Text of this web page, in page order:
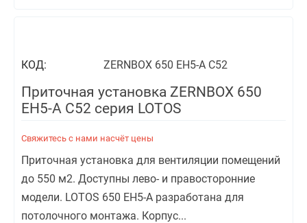
КОД: ZERNBOX 650 EH5-A С52
Приточная установка ZERNBOX 650
EH5-A С52 серия LOTOS
Свяжитесь с нами насчёт цены
Приточная установка для вентиляции помещений
до 550 м2. Доступны лево- и правосторонние
модели. LOTOS 650 EH5-A разработана для
потолочного монтажа. Корпус...